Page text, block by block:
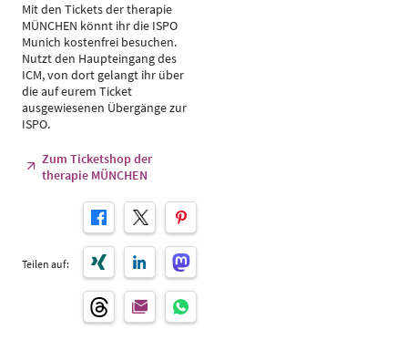
Mit den Tickets der therapie
MÜNCHEN könnt ihr die ISPO
Munich kostenfrei besuchen.
Nutzt den Haupteingang des
ICM, von dort gelangt ihr über
die auf eurem Ticket
ausgewiesenen Übergänge zur
ISPO.
Zum Ticketshop der
therapie MÜNCHEN
Teilen auf: